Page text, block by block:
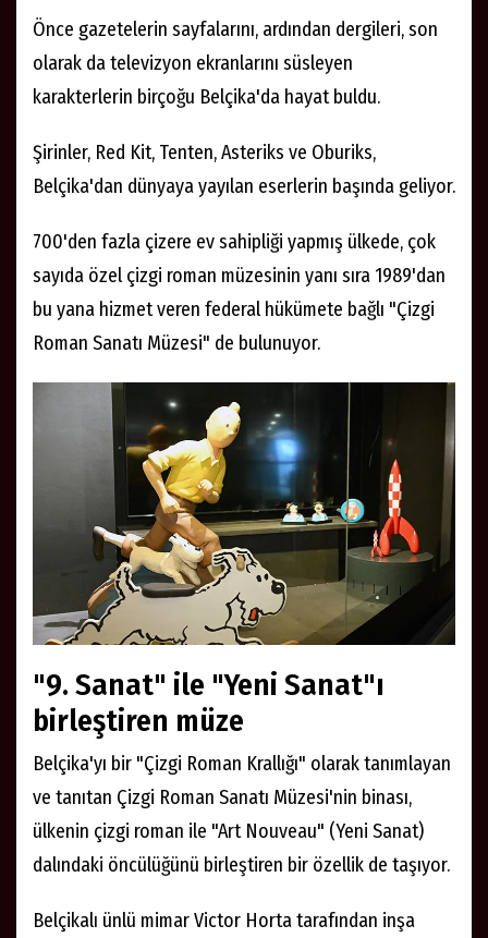
Önce gazetelerin sayfalarını, ardından dergileri, son
olarak da televizyon ekranlarını süsleyen
karakterlerin birçoğu Belçika'da hayat buldu.
Şirinler, Red Kit, Tenten, Asteriks ve Oburiks,
Belçika'dan dünyaya yayılan eserlerin başında geliyor.
700'den fazla çizere ev sahipliği yapmış ülkede, çok
sayıda özel çizgi roman müzesinin yanı sıra 1989'dan
bu yana hizmet veren federal hükümete bağlı "Çizgi
Roman Sanatı Müzesi" de bulunuyor.
"9. Sanat" ile "Yeni Sanat"ı
birleştiren müze
Belçika'yı bir "Çizgi Roman Krallığı" olarak tanımlayan
ve tanıtan Çizgi Roman Sanatı Müzesi'nin binası,
ülkenin çizgi roman ile "Art Nouveau" (Yeni Sanat)
dalındaki öncülüğünü birleştiren bir özellik de taşıyor.
Belçikalı ünlü mimar Victor Horta tarafından inşa